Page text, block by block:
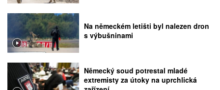
Na německém letišti byl nalezen dron
s výbušninami
Německý soud potrestal mladé
extremisty za útoky na uprchlická